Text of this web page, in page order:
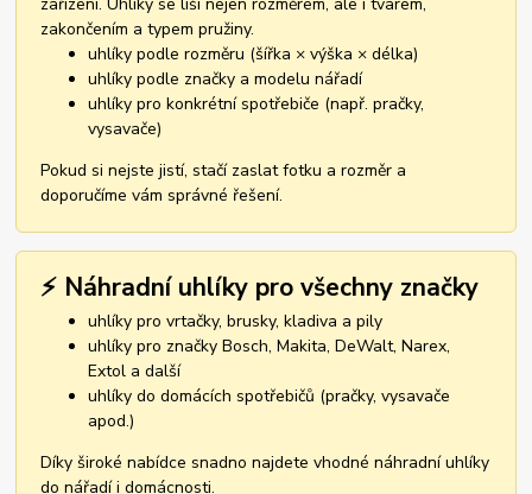
zakončením a typem pružiny.
uhlíky podle rozměru (šířka × výška × délka)
uhlíky podle značky a modelu nářadí
uhlíky pro konkrétní spotřebiče (např. pračky,
vysavače)
Pokud si nejste jistí, stačí zaslat fotku a rozměr a
doporučíme vám správné řešení.
⚡ Náhradní uhlíky pro všechny značky
uhlíky pro vrtačky, brusky, kladiva a pily
uhlíky pro značky Bosch, Makita, DeWalt, Narex,
Extol a další
uhlíky do domácích spotřebičů (pračky, vysavače
apod.)
Díky široké nabídce snadno najdete vhodné náhradní uhlíky
do nářadí i domácnosti.